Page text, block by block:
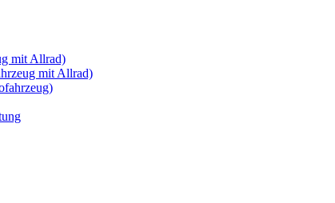
mit Allrad)
mit Allrad)